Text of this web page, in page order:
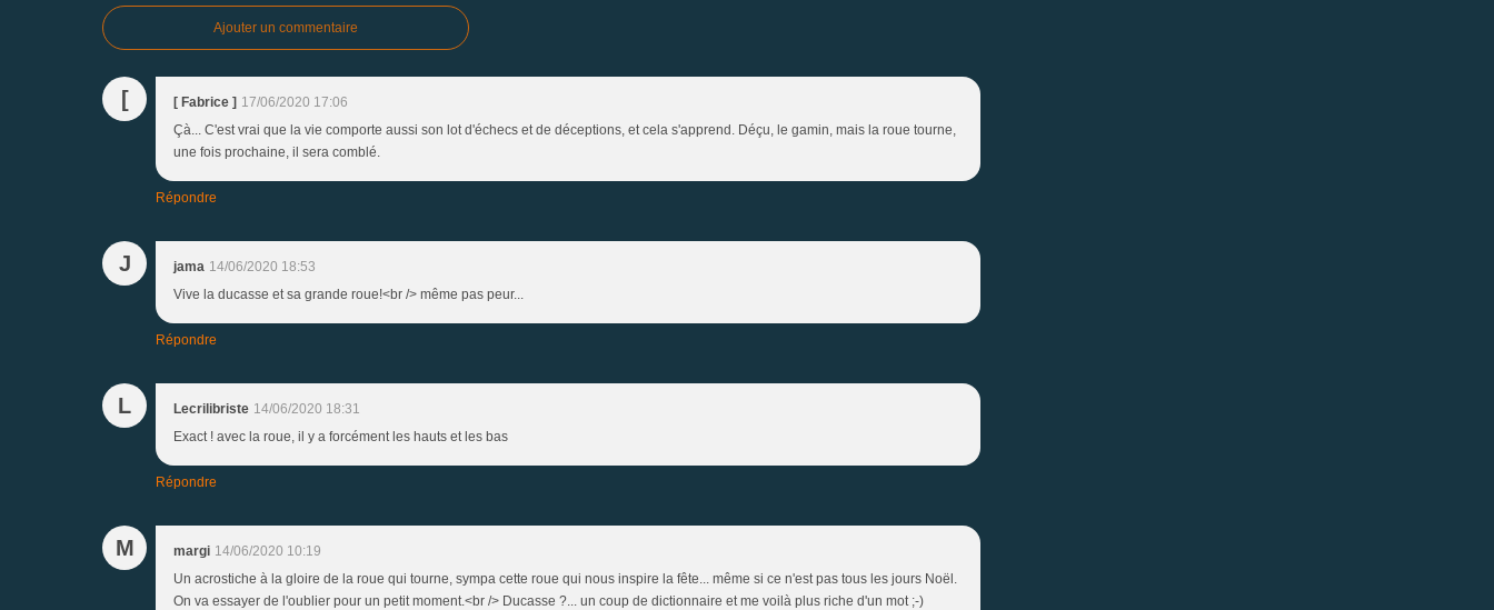
Ajouter un commentaire
[ [ Fabrice ] 17/06/2020 17:06
Çà... C'est vrai que la vie comporte aussi son lot d'échecs et de déceptions, et cela s'apprend. Déçu, le gamin, mais la roue tourne,
une fois prochaine, il sera comblé.
Répondre
J jama 14/06/2020 18:53
Vive la ducasse et sa grande roue!<br /> même pas peur...
Répondre
L Lecrilibriste 14/06/2020 18:31
Exact ! avec la roue, il y a forcément les hauts et les bas
Répondre
M margi 14/06/2020 10:19
Un acrostiche à la gloire de la roue qui tourne, sympa cette roue qui nous inspire la fête... même si ce n'est pas tous les jours Noël.
On va essayer de l'oublier pour un petit moment.<br /> Ducasse ?... un coup de dictionnaire et me voilà plus riche d'un mot ;-)